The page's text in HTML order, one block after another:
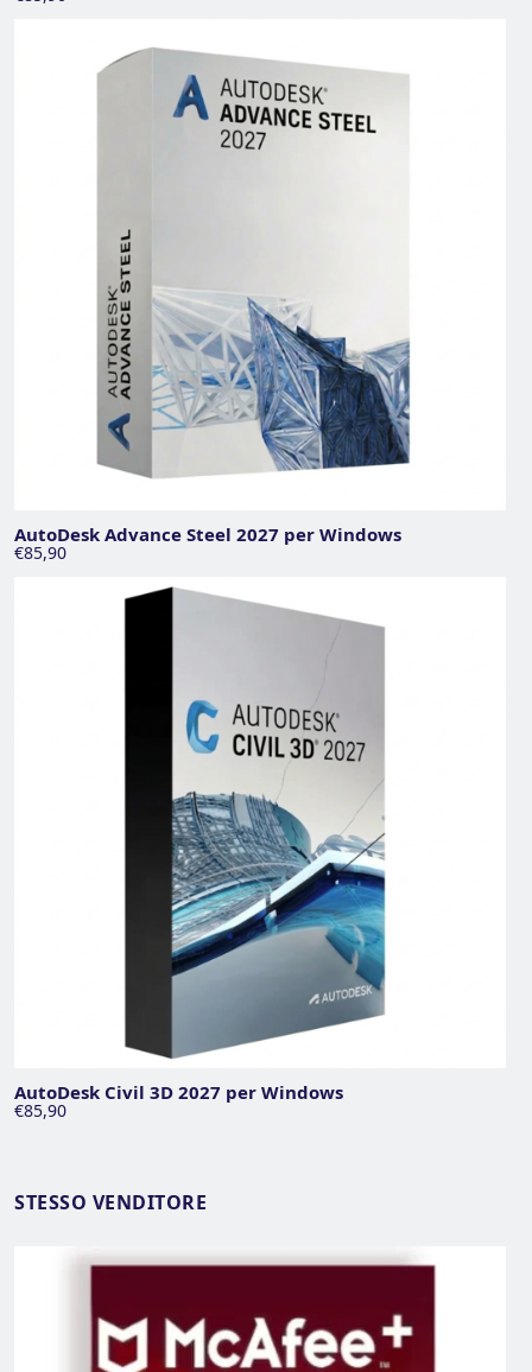
AutoDesk Advance Steel 2027 per Windows
€85,90
AutoDesk Civil 3D 2027 per Windows
€85,90
STESSO VENDITORE